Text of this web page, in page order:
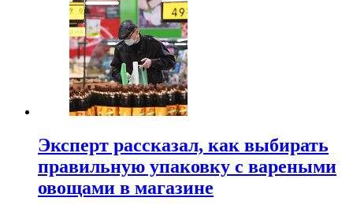
Эксперт рассказал, как выбирать
правильную упаковку с вареными
овощами в магазине